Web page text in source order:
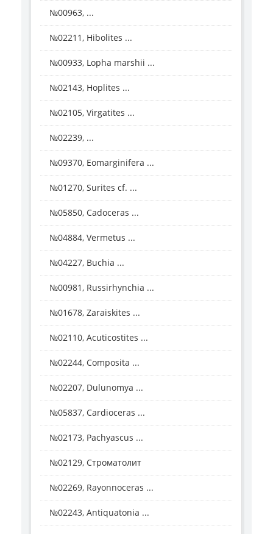
№00963, ...
№02211, Hibolites ...
№00933, Lopha marshii ...
№02143, Hoplites ...
№02105, Virgatites ...
№02239, ...
№09370, Eomarginifera ...
№01270, Surites cf. ...
№05850, Cadoceras ...
№04884, Vermetus ...
№04227, Buchia ...
№00981, Russirhynchia ...
№01678, Zaraiskites ...
№02110, Acuticostites ...
№02244, Composita ...
№02207, Dulunomya ...
№05837, Cardioceras ...
№02173, Pachyascus ...
№02129, Строматолит
№02269, Rayonnoceras ...
№02243, Antiquatonia ...